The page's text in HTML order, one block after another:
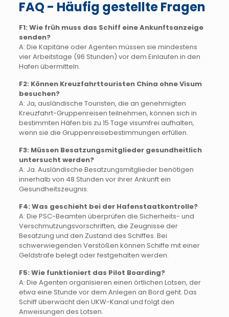
FAQ - Häufig gestellte Fragen
F1: Wie früh muss das Schiff eine Ankunftsanzeige
senden?
A: Die Kapitäne oder Agenten müssen sie mindestens
vier Arbeitstage (96 Stunden) vor dem Einlaufen in den
Hafen übermitteln.
F2: Können Kreuzfahrttouristen China ohne Visum
besuchen?
A: Ja, ausländische Touristen, die an genehmigten
Kreuzfahrt-Gruppenreisen teilnehmen, können sich in
bestimmten Häfen bis zu 15 Tage visumfrei aufhalten,
wenn sie die Gruppenreisebestimmungen erfüllen.
F3: Müssen Besatzungsmitglieder gesundheitlich
untersucht werden?
A: Ja. Ausländische Besatzungsmitglieder benötigen
innerhalb von 48 Stunden vor ihrer Ankunft ein
Gesundheitszeugnis.
F4: Was geschieht bei der Hafenstaatkontrolle?
A: Die PSC-Beamten überprüfen die Sicherheits- und
Verschmutzungsvorschriften, die Zeugnisse der
Besatzung und den Zustand des Schiffes. Bei
schwerwiegenden Verstößen können Schiffe mit einer
Geldstrafe belegt oder festgehalten werden.
F5: Wie funktioniert das Pilot Boarding?
A: Die Agenten organisieren einen örtlichen Lotsen, der
etwa eine Stunde vor dem Anlegen an Bord geht. Das
Schiff überwacht den UKW-Kanal und folgt den
Anweisungen des Lotsen.